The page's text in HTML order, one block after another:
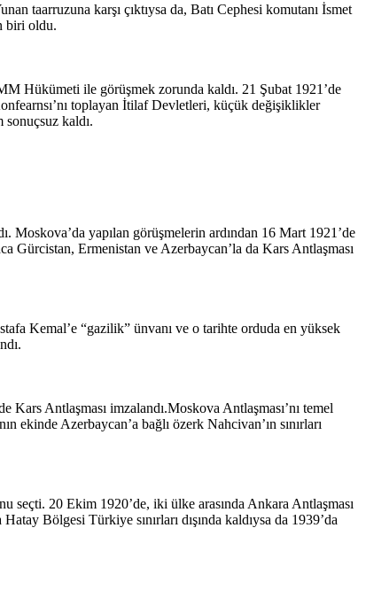
taarruzuna karşı çıktıysa da, Batı Cephesi komutanı İsmet
biri oldu.
Hükümeti ile görüşmek zorunda kaldı. 21 Şubat 1921’de
toplayan İtilaf Devletleri, küçük değişiklikler
sonuçsuz kaldı.
Moskova’da yapılan görüşmelerin ardından 16 Mart 1921’de
Gürcistan, Ermenistan ve Azerbaycan’la da Kars Antlaşması
Kemal’e “gazilik” ünvanı ve o tarihte orduda en yüksek
Antlaşması imzalandı.Moskova Antlaşması’nı temel
ekinde Azerbaycan’a bağlı özerk Nahcivan’ın sınırları
20 Ekim 1920’de, iki ülke arasında Ankara Antlaşması
Bölgesi Türkiye sınırları dışında kaldıysa da 1939’da